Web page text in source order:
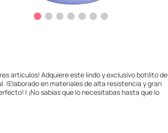
artículos! Adquiere este lindo y exclusivo botilito de
|Elaborado en materiales de alta resistencia y gran
| ¡No sabias que lo necesitabas hasta que lo